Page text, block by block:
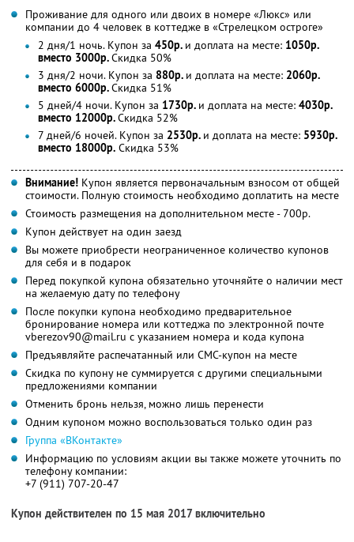
Проживание для одного или двоих в номере «Люкс» или
компании до 4 человек в коттедже в «Стрелецком остроге»
2 дня/1 ночь. Купон за 450р. и доплата на месте: 1050р.
вместо 3000р.Скидка 50%
3 дня/2 ночи. Купон за 880р. и доплата на месте: 2060р.
вместо 6000р.Скидка 51%
5 дней/4 ночи. Купон за 1730р. и доплата на месте: 4030р.
вместо 12000р.Скидка 52%
7 дней/6 ночей. Купон за 2530р. и доплата на месте: 5930р.
вместо 18000р. Скидка 53%
Внимание! Купон является первоначальным взносом от общей
стоимости. Полную стоимость необходимо доплатить на месте
Стоимость размещения на дополнительном месте - 700р.
Купон действует на один заезд
Вы можете приобрести неограниченное количество купонов
для себя и в подарок
Перед покупкой купона обязательно уточняйте о наличии мест
на желаемую дату по телефону
После покупки купона необходимо предварительное
бронирование номера или коттеджа по электронной почте
vberezov90@mail.ru с указанием номера и кода купона
Предъявляйте распечатанный или СМС-купон на месте
Скидка по купону не суммируется с другими специальными
предложениями компании
Отменить бронь нельзя, можно лишь перенести
Одним купоном можно воспользоваться только один раз
Группа «ВКонтакте»
Информацию по условиям акции вы также можете уточнить по
телефону компании:
+7 (911) 707-20-47
Купон действителен по 15 мая 2017 включительно